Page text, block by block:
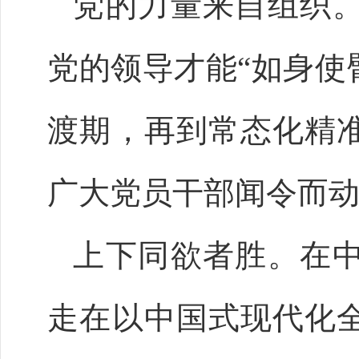
党的领导才能“如身
渡期，再到常态化精
广大党员干部闻令而
上下同欲者胜。在
走在以中国式现代化